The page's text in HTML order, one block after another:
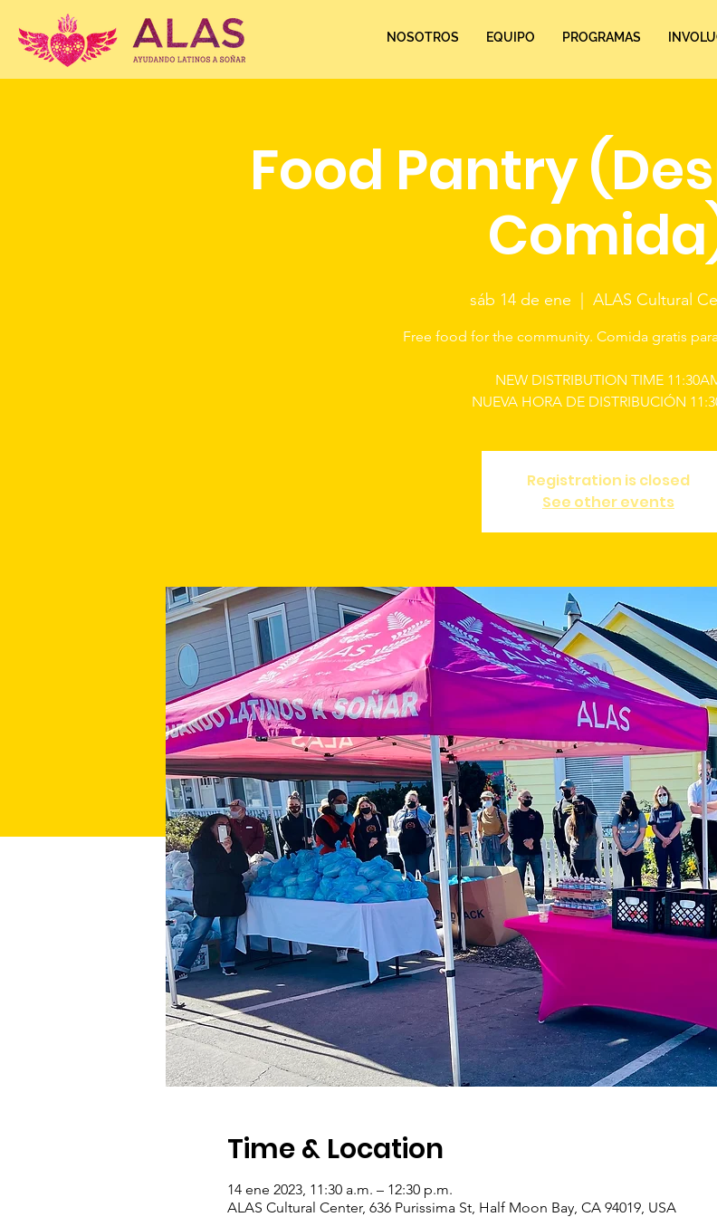
NOSOTROS EQUIPO PROGRAMAS
Food Pantry
sáb 14 de ene ALAS Cultural
Free food for the community. Comida gratis
NEW DISTRIBUTION TIME
NUEVA HORA DE DISTRIBUCIÓN
Registration is closed
See other events
Time & Location
14 ene 2023, 11:30 a.m. – 12:30 p.m.
ALAS Cultural Center, 636 Purissima St, Half Moon Bay, CA 94019, USA